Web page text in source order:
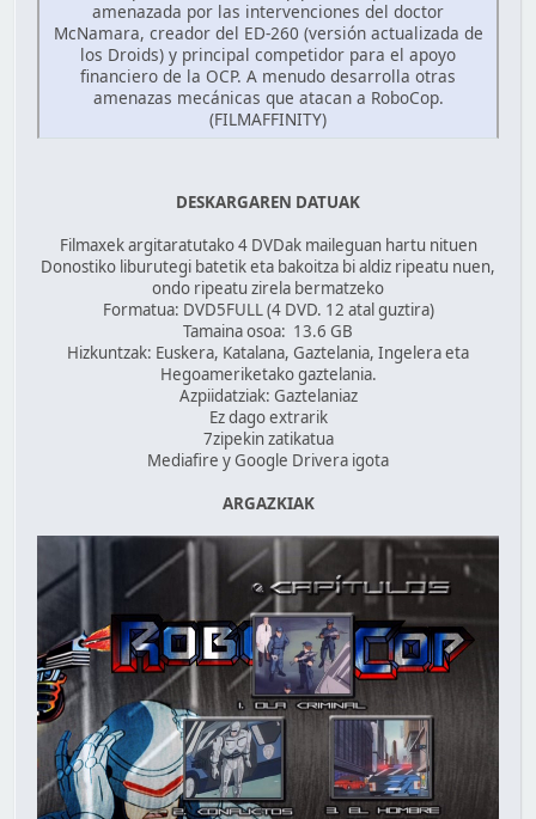
amenazada por las intervenciones del doctor
McNamara, creador del ED-260 (versión actualizada de
los Droids) y principal competidor para el apoyo
financiero de la OCP. A menudo desarrolla otras
amenazas mecánicas que atacan a RoboCop.
(FILMAFFINITY)
DESKARGAREN DATUAK
Filmaxek argitaratutako 4 DVDak maileguan hartu nituen
Donostiko liburutegi batetik eta bakoitza bi aldiz ripeatu nuen,
ondo ripeatu zirela bermatzeko
Formatua: DVD5FULL (4 DVD. 12 atal guztira)
Tamaina osoa: 13.6 GB
Hizkuntzak: Euskera, Katalana, Gaztelania, Ingelera eta
Hegoameriketako gaztelania.
Azpiidatziak: Gaztelaniaz
Ez dago extrarik
7zipekin zatikatua
Mediafire y Google Drivera igota
ARGAZKIAK